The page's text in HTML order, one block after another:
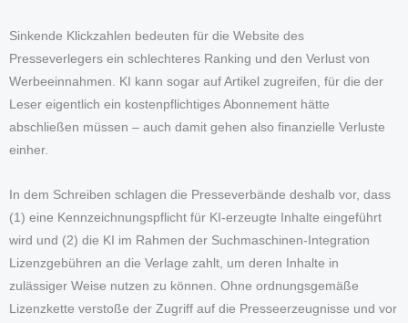
Sinkende Klickzahlen bedeuten für die Website des
Presseverlegers ein schlechteres Ranking und den Verlust von
Werbeeinnahmen. KI kann sogar auf Artikel zugreifen, für die der
Leser eigentlich ein kostenpflichtiges Abonnement hätte
abschließen müssen – auch damit gehen also finanzielle Verluste
einher.
In dem Schreiben schlagen die Presseverbände deshalb vor, dass
(1) eine Kennzeichnungspflicht für KI-erzeugte Inhalte eingeführt
wird und (2) die KI im Rahmen der Suchmaschinen-Integration
Lizenzgebühren an die Verlage zahlt, um deren Inhalte in
zulässiger Weise nutzen zu können. Ohne ordnungsgemäße
Lizenzkette verstoße der Zugriff auf die Presseerzeugnisse und vor